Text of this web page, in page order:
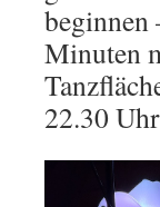
beginnen
Minuten
22.30